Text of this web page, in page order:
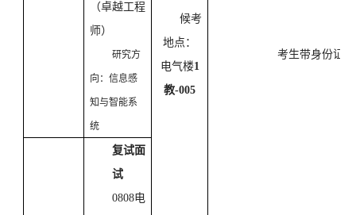
（卓越工程
师）
研究方
向：信息感
知与智能系
统
候考
地点：
电气楼1
教-005
考生带身份证
复试面
试
0808电